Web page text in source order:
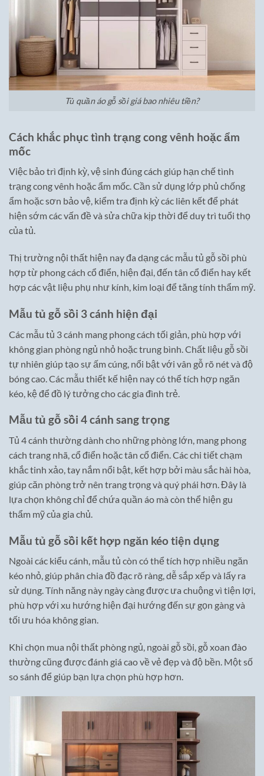
Tủ quần áo gỗ sồi giá bao nhiêu tiền?
Cách khắc phục tình trạng cong vênh hoặc ẩm
mốc
Việc bảo trì định kỳ, vệ sinh đúng cách giúp hạn chế tình
trạng cong vênh hoặc ẩm mốc. Cần sử dụng lớp phủ chống
ẩm hoặc sơn bảo vệ, kiểm tra định kỳ các liên kết để phát
hiện sớm các vấn đề và sửa chữa kịp thời để duy trì tuổi thọ
của tủ.
Thị trường nội thất hiện nay đa dạng các mẫu tủ gỗ sồi phù
hợp từ phong cách cổ điển, hiện đại, đến tân cổ điển hay kết
hợp các vật liệu phụ như kính, kim loại để tăng tính thẩm mỹ.
Mẫu tủ gỗ sồi 3 cánh hiện đại
Các mẫu tủ 3 cánh mang phong cách tối giản, phù hợp với
không gian phòng ngủ nhỏ hoặc trung bình. Chất liệu gỗ sồi
tự nhiên giúp tạo sự ấm cúng, nổi bật với vân gỗ rõ nét và độ
bóng cao. Các mẫu thiết kế hiện nay có thể tích hợp ngăn
kéo, kệ để đồ lý tưởng cho các gia đình trẻ.
Mẫu tủ gỗ sồi 4 cánh sang trọng
Tủ 4 cánh thường dành cho những phòng lớn, mang phong
cách trang nhã, cổ điển hoặc tân cổ điển. Các chi tiết chạm
khắc tinh xảo, tay nắm nổi bật, kết hợp bởi màu sắc hài hòa,
giúp căn phòng trở nên trang trọng và quý phái hơn. Đây là
lựa chọn không chỉ để chứa quần áo mà còn thể hiện gu
thẩm mỹ của gia chủ.
Mẫu tủ gỗ sồi kết hợp ngăn kéo tiện dụng
Ngoài các kiểu cánh, mẫu tủ còn có thể tích hợp nhiều ngăn
kéo nhỏ, giúp phân chia đồ đạc rõ ràng, dễ sắp xếp và lấy ra
sử dụng. Tính năng này ngày càng được ưa chuộng vì tiện lợi,
phù hợp với xu hướng hiện đại hướng đến sự gọn gàng và
tối ưu hóa không gian.
Khi chọn mua nội thất phòng ngủ, ngoài gỗ sồi, gỗ xoan đào
thường cũng được đánh giá cao về vẻ đẹp và độ bền. Một số
so sánh để giúp bạn lựa chọn phù hợp hơn.